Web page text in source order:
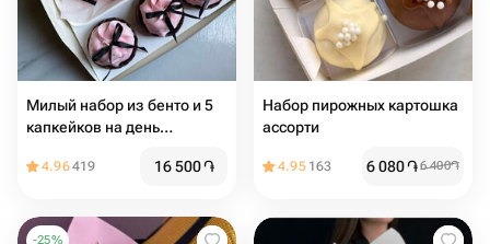
Милый набор из бенто и 5
капкейков на день
4.96419 16 500֏
Набор пирожных картошка
ассорти
4.95 163 6 080֏6 400֏
-25%